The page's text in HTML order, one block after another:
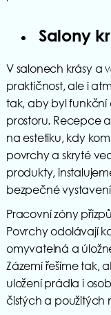
Salony
V salonech krásy a
praktičnost, ale i
tak, aby byl funkční
prostoru. Recepce
na estetiku, kdy
povrchy a skryté
produkty,
bezpečné
Pracovní zóny
Povrchy odolávají
omyvatelná a
Zázemí řešíme tak,
uložení prádla i
čistých a použitých